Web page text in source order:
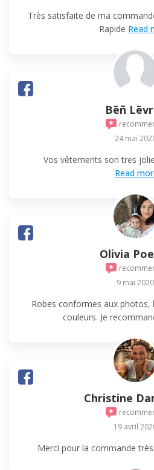
Très satisfaite de ma
Rapide Read
Bēñ
24 mai
Vos vêtements son tres
Read
Olivia
9 mai 2020
Robes conformes aux photos,
couleurs. Je
Christine
19 avril
Merci pour la commande